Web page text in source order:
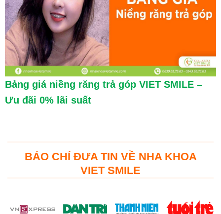
Bảng giá niềng răng trả góp VIET SMILE –
Ưu đãi 0% lãi suất
BÁO CHÍ ĐƯA TIN VỀ NHA KHOA
VIET SMILE